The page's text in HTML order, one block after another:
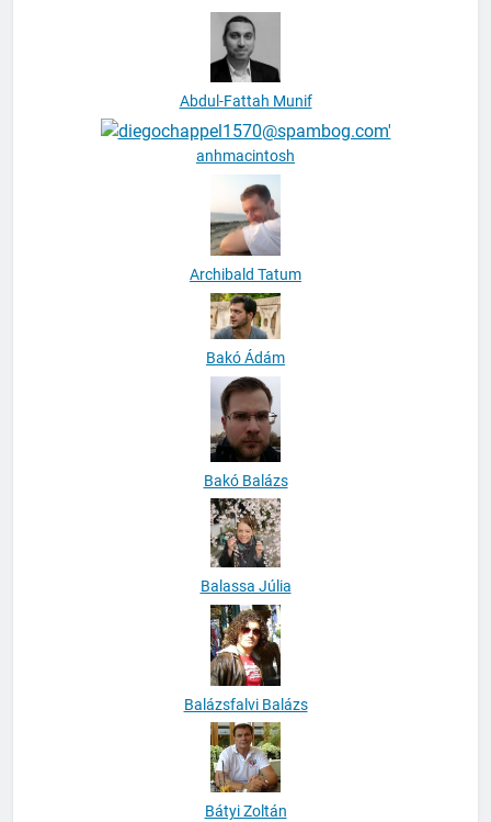
Abdul-Fattah Munif
anhmacintosh
Archibald Tatum
Bakó Ádám
Bakó Balázs
Balassa Júlia
Balázsfalvi Balázs
Bátyi Zoltán